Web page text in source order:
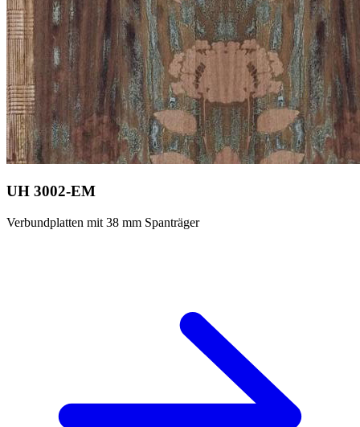
UH 3002-EM
Verbundplatten mit 38 mm Spanträger